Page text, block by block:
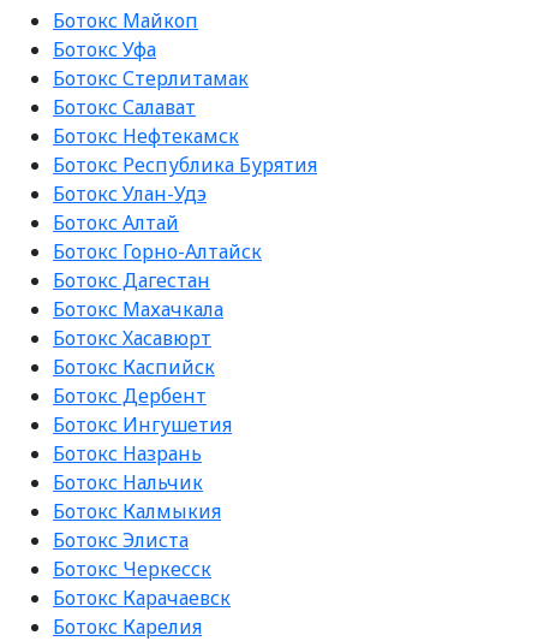
Ботокс Майкоп
Ботокс Уфа
Ботокс Стерлитамак
Ботокс Салават
Ботокс Нефтекамск
Ботокс Республика Бурятия
Ботокс Улан-Удэ
Ботокс Алтай
Ботокс Горно-Алтайск
Ботокс Дагестан
Ботокс Махачкала
Ботокс Хасавюрт
Ботокс Каспийск
Ботокс Дербент
Ботокс Ингушетия
Ботокс Назрань
Ботокс Нальчик
Ботокс Калмыкия
Ботокс Элиста
Ботокс Черкесск
Ботокс Карачаевск
Ботокс Карелия